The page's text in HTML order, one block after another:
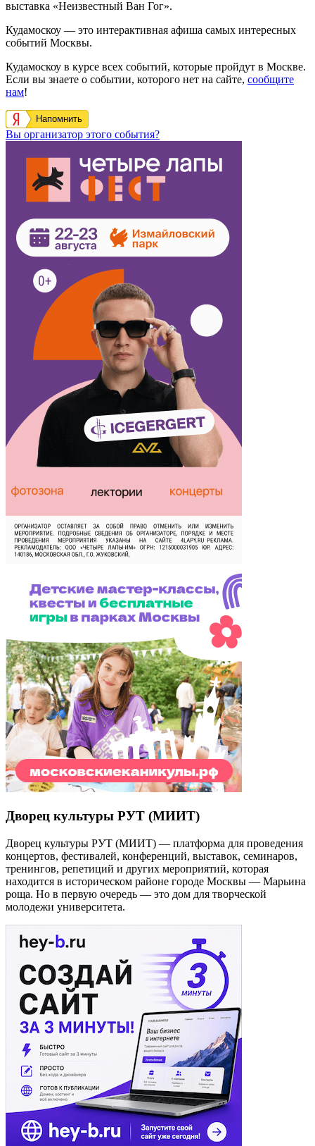
выставка «Неизвестный Ван Гог».
Кудамоскоу — это интерактивная афиша самых интересных
событий Москвы.
Кудамоскоу в курсе всех событий, которые пройдут в Москве.
Если вы знаете о событии, которого нет на сайте, сообщите
нам!
Напомнить
Вы организатор этого события?
Дворец культуры РУТ (МИИТ)
Дворец культуры РУТ (МИИТ) — платформа для проведения
концертов, фестивалей, конференций, выставок, семинаров,
тренингов, репетиций и других мероприятий, которая
находится в историческом районе городе Москвы — Марьина
роща. Но в первую очередь — это дом для творческой
молодежи университета.